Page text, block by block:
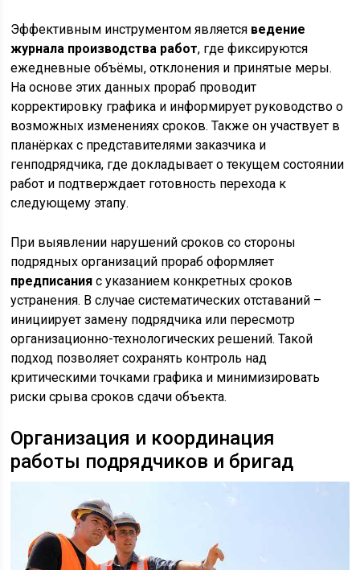
Эффективным инструментом является ведение
журнала производства работ, где фиксируются
ежедневные объёмы, отклонения и принятые меры.
На основе этих данных прораб проводит
корректировку графика и информирует руководство о
возможных изменениях сроков. Также он участвует в
планёрках с представителями заказчика и
генподрядчика, где докладывает о текущем состоянии
работ и подтверждает готовность перехода к
следующему этапу.
При выявлении нарушений сроков со стороны
подрядных организаций прораб оформляет
предписания с указанием конкретных сроков
устранения. В случае систематических отставаний –
инициирует замену подрядчика или пересмотр
организационно-технологических решений. Такой
подход позволяет сохранять контроль над
критическими точками графика и минимизировать
риски срыва сроков сдачи объекта.
Организация и координация
работы подрядчиков и бригад